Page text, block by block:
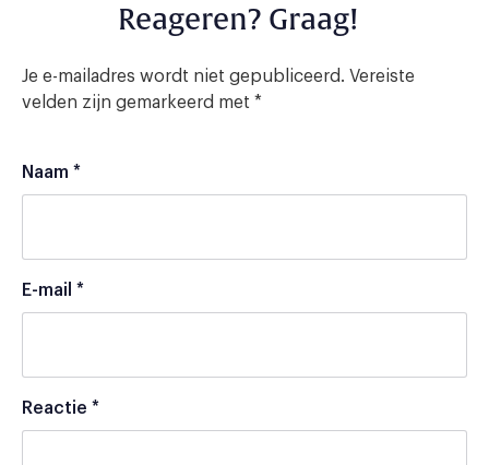
Reageren? Graag!
Je e-mailadres wordt niet gepubliceerd. Vereiste
velden zijn gemarkeerd met *
Naam *
E-mail *
Reactie *